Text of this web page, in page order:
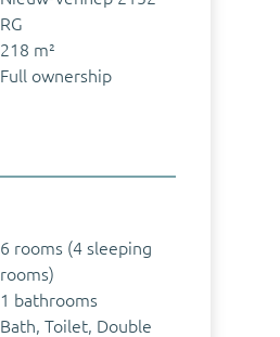
RG
218 m²
Full ownership
6 rooms (4 sleeping
rooms)
1 bathrooms
Bath, Toilet, Double